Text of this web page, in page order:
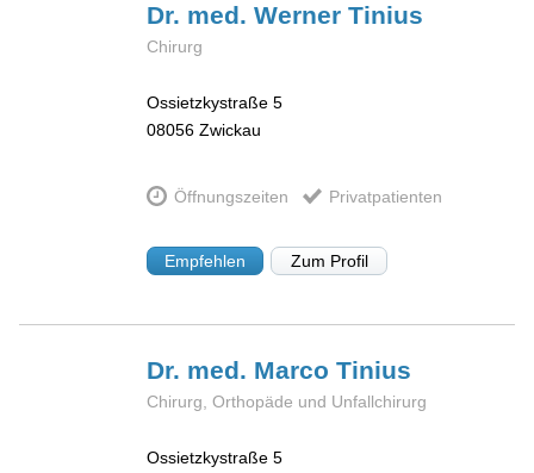
Dr. med. WernerTinius
Chirurg
Ossietzkystraße 5
08056 Zwickau
Öffnungszeiten Privatpatienten
Empfehlen Zum Profil
Dr. med. MarcoTinius
Chirurg, Orthopäde und Unfallchirurg
Ossietzkystraße 5